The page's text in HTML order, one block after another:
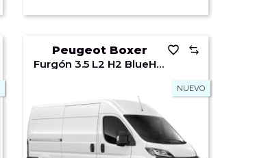
Peugeot Boxer
Furgón 3.5 L2 H2 BlueHDi 140 S&S 6v MAN
NUEVO